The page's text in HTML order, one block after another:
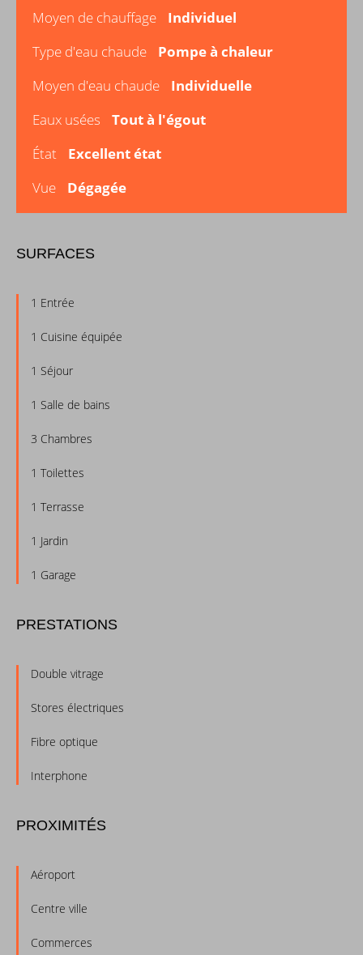
Moyen de chauffage
Individuel
Type d'eau chaude
Pompe à chaleur
Moyen d'eau chaude
Individuelle
Eaux usées
Tout à l'égout
État
Excellent état
Vue
Dégagée
SURFACES
1 Entrée
1 Cuisine équipée
1 Séjour
1 Salle de bains
3 Chambres
1 Toilettes
1 Terrasse
1 Jardin
1 Garage
PRESTATIONS
Double vitrage
Stores électriques
Fibre optique
Interphone
PROXIMITÉS
Aéroport
Centre ville
Commerces